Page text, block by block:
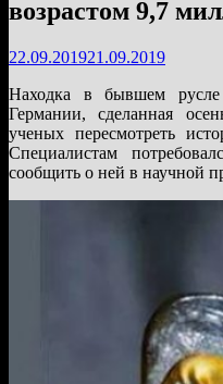
возрастом 9,7
22.09.201921.09.2019
Находка в бывшем
Германии, сделанная
ученых пересмотреть
Специалистам
сообщить о ней в научной